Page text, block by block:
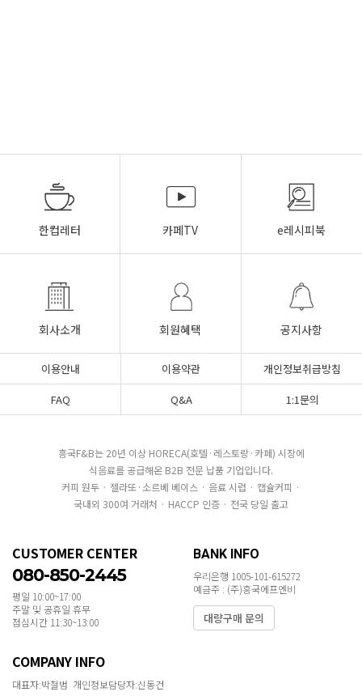
한컵레터 카페TV e레시피북
회사소개 회원혜택 공지사항
이용안내 이용약관
개인정보취급방침
FAQ
Q&A 1:1문의
흥국F&B는 20년 이상 HORECA(호텔·레스토랑·카페) 시장에
식음료를 공급해온 B2B 전문 납품 기업입니다.
커피 원두 · 젤라또·소르베 베이스 · 음료 시럽 · 캡슐커피 ·
국내외 300여 거래처 · HACCP 인증 · 전국 당일 출고
CUSTOMER CENTER
080-850-2445
평일 10:00~17:00
주말 및 공휴일 휴무
점심시간 11:30~13:00
BANK INFO
우리은행 1005-101-615272
예금주 : (주)흥국에프엔비
대량구매 문의
COMPANY INFO
대표자:박철범 개인정보담당자:신동건